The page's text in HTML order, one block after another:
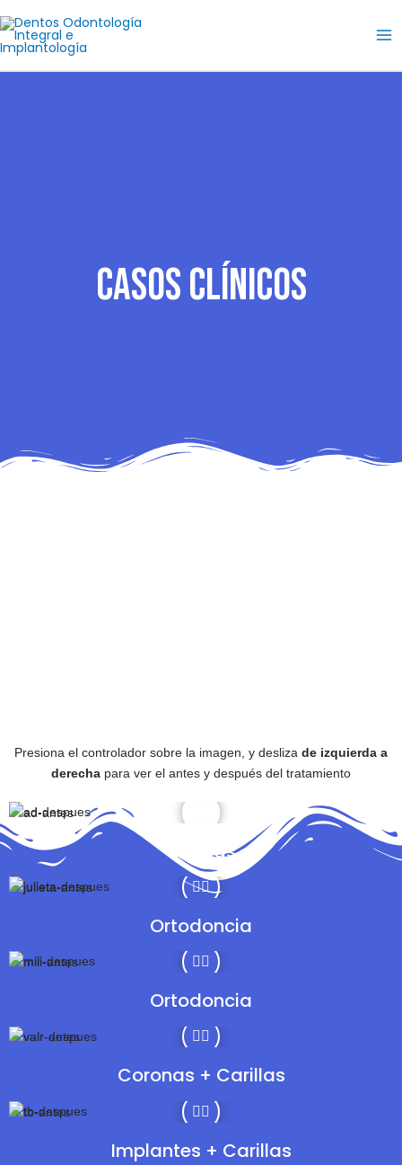
al
contenido
Casos Clínicos
Presiona el controlador sobre la imagen, y desliza de izquierda a
derecha para ver el antes y después del tratamiento
Carillas
Ortodoncia
Ortodoncia
Coronas + Carillas
Implantes + Carillas